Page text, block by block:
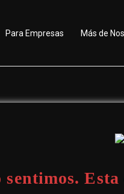
Para Empresas Más de
sentimos.